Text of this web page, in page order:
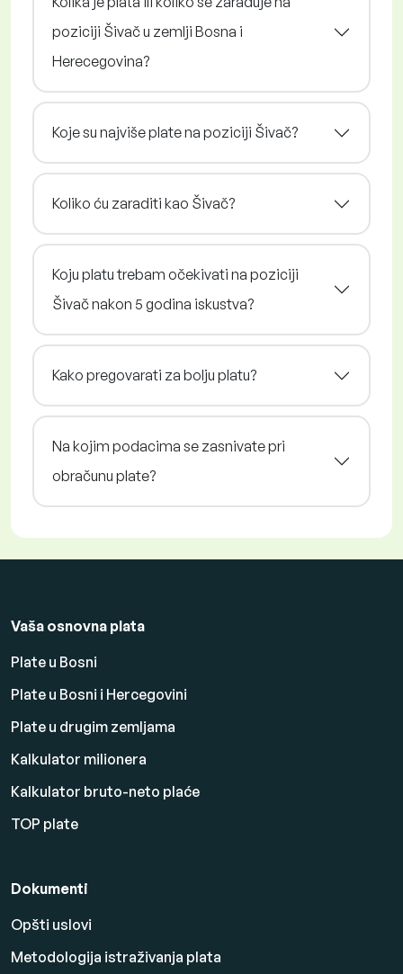
poziciji Šivač u zemlji Bosna i
Herecegovina?
Koje su najviše plate na poziciji Šivač?
Koliko ću zaraditi kao Šivač?
Koju platu trebam očekivati na poziciji
Šivač nakon 5 godina iskustva?
Kako pregovarati za bolju platu?
Na kojim podacima se zasnivate pri
obračunu plate?
Vaša osnovna plata
Plate u Bosni
Plate u Bosni i Hercegovini
Plate u drugim zemljama
Kalkulator milionera
Kalkulator bruto-neto plaće
TOP plate
Dokumenti
Opšti uslovi
Metodologija istraživanja plata